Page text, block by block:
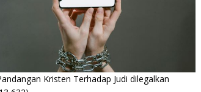
Kristen Terhadap Judi dilegalkan